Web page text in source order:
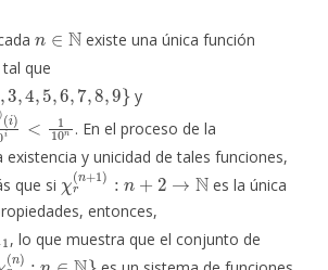
N
existe una única función
tal que
3, , ,6 7 8 9
y
. En el proceso de la
y unicidad de tales funciones,
que si
r(n+ →
es la única
entonces,
+1
, lo que muestra que el conjunto de
n):n ∈